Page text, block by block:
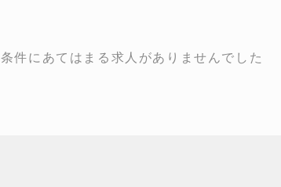
条件にあてはまる求人がありませんでした